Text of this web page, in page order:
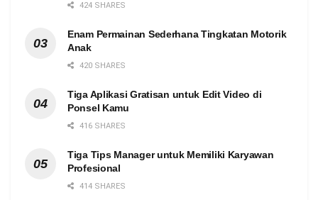
424 SHARES
Enam Permainan Sederhana Tingkatan Motorik
Anak
420 SHARES
Tiga Aplikasi Gratisan untuk Edit Video di
Ponsel Kamu
416 SHARES
Tiga Tips Manager untuk Memiliki Karyawan
Profesional
414 SHARES